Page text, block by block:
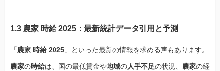
1.3 農家 時給 2025：最新統計データ引用と予測
「農家 時給 2025 」といった最新の情報を求める声もあります。
農家の時給は、国の最低賃金や地域の人手不足の状況、 農家の経